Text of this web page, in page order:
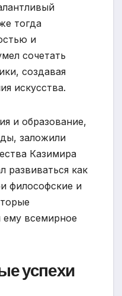
тогда
и
сочетать
создавая
искусства.
и образование,
заложили
Казимира
развиваться как
философские и
ему всемирное
успехи